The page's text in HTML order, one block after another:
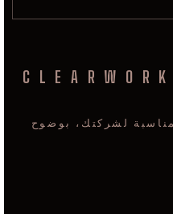
لشركتك، بوضوح